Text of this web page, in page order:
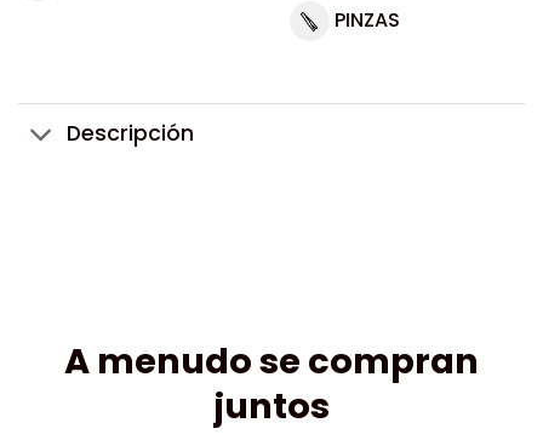
PINZAS
Descripción
A menudo se compran
juntos